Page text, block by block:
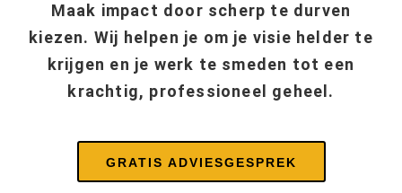
Maak impact door scherp te durven
kiezen. Wij helpen je om je visie helder te
krijgen en je werk te smeden tot een
krachtig, professioneel geheel.
GRATIS ADVIESGESPREK